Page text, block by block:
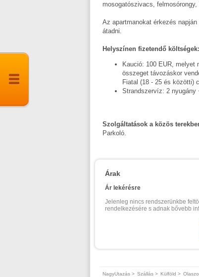
mosogatószivacs, felmosórongy,
Az apartmanokat érkezés
átadni.
Helyszínen fizetendő költségek:
Kaució: 100 EUR, melyet
összeget távozáskor
Fiatal (18 - 25 és közötti)
Strandszervíz: 2 nyugány
Szolgáltatások a közös
Parkoló.
Árak
Ár lekérésre
Jelenleg nincs rendszerünkbe
rendelkezésére s adnak bővebb
NagyUtazás > Szállás > Külföld >